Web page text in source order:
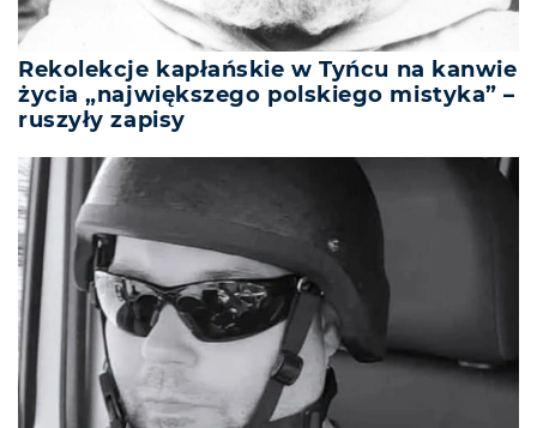
Rekolekcje kapłańskie w Tyńcu na kanwie
życia „największego polskiego mistyka” –
ruszyły zapisy